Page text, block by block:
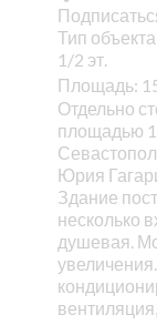
Тип
1/2 эт.
Площадь:
Отдельно
площадью
Юрия
Здание
несколько
душевая.